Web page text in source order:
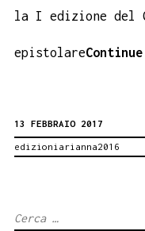
la I edizione del
epistolare
13 FEBBRAIO 2017
edizioniarianna2016
Ricerca